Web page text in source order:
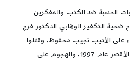
الحسبة ضد الكتب والمفكرين
ضحية التكفير الوهابي الدكتور فرج
الاعتداء على الأديب نجيب محفوظ، وقتلوا
السائحين الأجانب في مدينة الأقصر عام 1997، والهجوم على